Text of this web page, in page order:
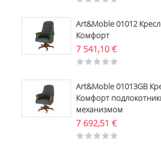
Art&Moble 01012
Комфорт
7 541,10 €
Art&Moble 01013GB
Комфорт
механизмом
7 692,51 €